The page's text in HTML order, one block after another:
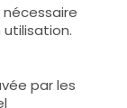
par les